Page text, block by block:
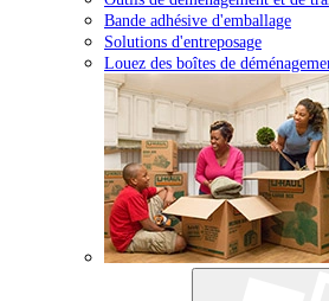
Bande adhésive d'emballage
Solutions d'entreposage
Louez des boîtes de